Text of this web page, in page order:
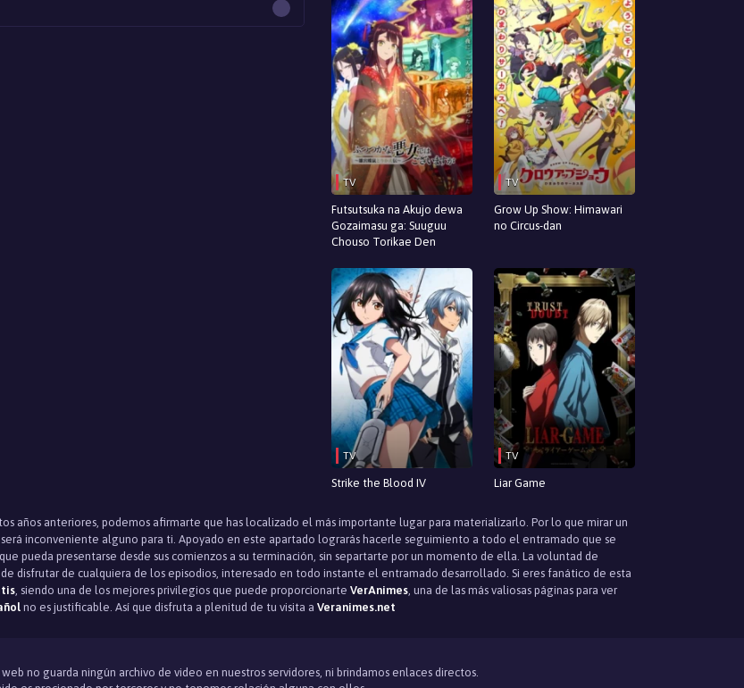
TV
Futsutsuka na Akujo dewa
Gozaimasu ga: Suuguu
Chouso Torikae Den
TV
Grow Up Show: Himawari
no Circus-dan
TV
Strike the Blood IV
TV
Liar Game
años anteriores, podemos afirmarte que has localizado el más importante lugar para materializarlo. Por lo que mirar un
inconveniente alguno para ti. Apoyado en este apartado lograrás hacerle seguimiento a todo el entramado que se
pueda presentarse desde sus comienzos a su terminación, sin separtarte por un momento de ella. La voluntad de
disfrutar de cualquiera de los episodios, interesado en todo instante el entramado desarrollado. Si eres fanático de esta
, siendo una de los mejores privilegios que puede proporcionarte VerAnimes, una de las más valiosas páginas para ver
no es justificable. Así que disfruta a plenitud de tu visita a Veranimes.net
no guarda ningún archivo de video en nuestros servidores, ni brindamos enlaces directos.